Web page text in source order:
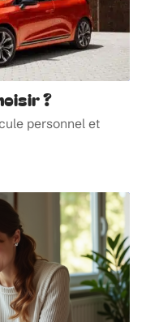
?
personnel et